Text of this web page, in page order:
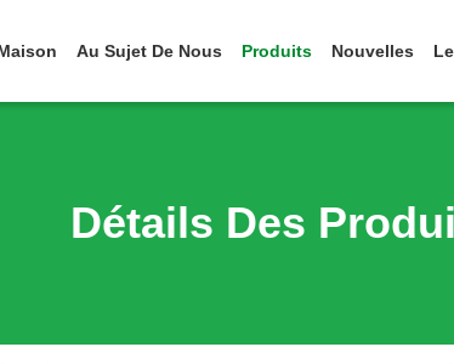
Au Sujet De Nous Produits Nouvelles
Détails Des